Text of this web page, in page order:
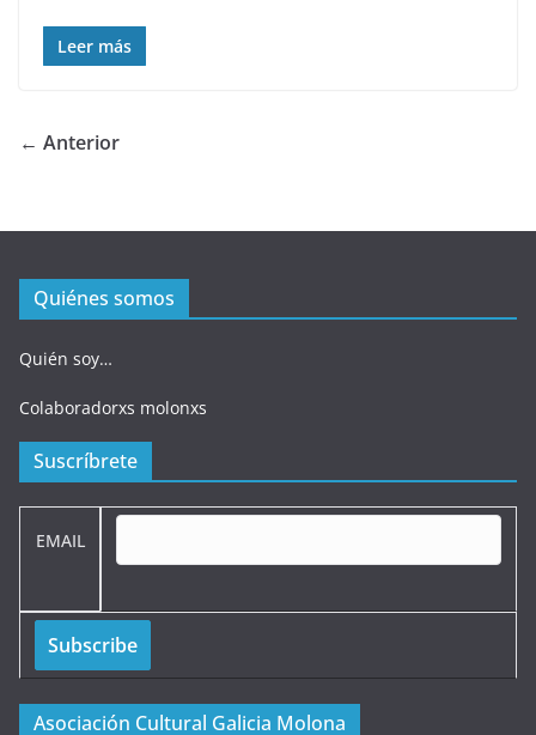
Leer más
← Anterior
Quiénes somos
Quién soy…
Colaboradorxs molonxs
Suscríbrete
EMAIL
Asociación Cultural Galicia Molona